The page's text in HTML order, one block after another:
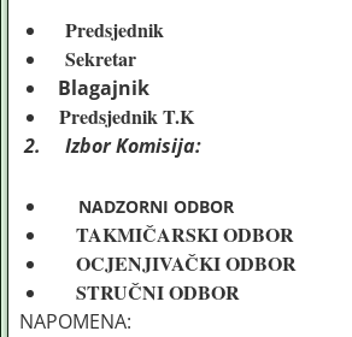
Predsjednik
Sekretar
Blagajnik
Predsjednik T.K
2. Izbor Komisija:
NADZORNI ODBOR
TAKMIČARSKI ODBOR
OCJENJIVAČKI ODBOR
STRUČNI ODBOR
NAPOMENA: